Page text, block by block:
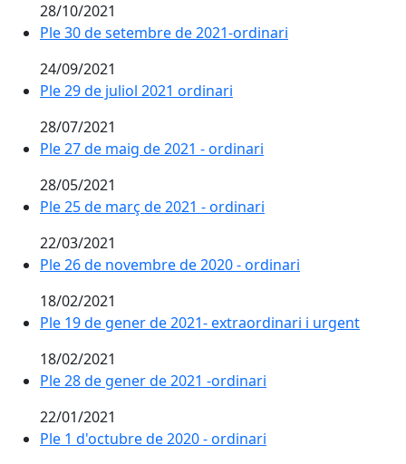
28/10/2021
Ple 30 de setembre de 2021-ordinari
24/09/2021
Ple 29 de juliol 2021 ordinari
28/07/2021
Ple 27 de maig de 2021 - ordinari
28/05/2021
Ple 25 de març de 2021 - ordinari
22/03/2021
Ple 26 de novembre de 2020 - ordinari
18/02/2021
Ple 19 de gener de 2021- extraordinari i urgent
18/02/2021
Ple 28 de gener de 2021 -ordinari
22/01/2021
Ple 1 d'octubre de 2020 - ordinari